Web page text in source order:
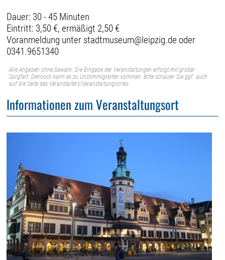
Dauer: 30 - 45 Minuten
Eintritt: 3,50 €, ermäßigt 2,50 €
Voranmeldung unter stadtmuseum@leipzig.de oder
0341.9651340
Alle Angaben ohne Gewähr. Die Eingabe der Veranstaltungen erfolgt mit großer
Sorgfalt. Dennoch kann es zu Unstimmigkeiten kommen. Bitte schauen Sie ggf. auch
auf die Seite des Veranstalters/Veranstaltungsortes.
Informationen zum Veranstaltungsort